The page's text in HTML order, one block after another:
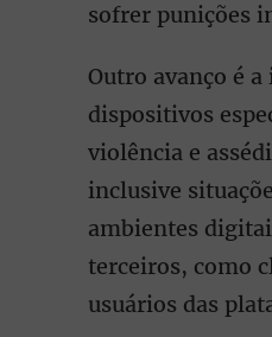
sofrer punições
Outro avanço é a
dispositivos
violência e
inclusive
ambientes
terceiros, como
usuários das